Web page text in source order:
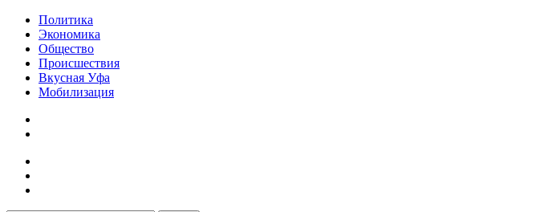
Политика
Экономика
Общество
Происшествия
Вкусная Уфа
Мобилизация